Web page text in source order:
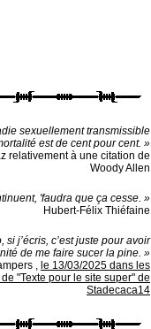
sexuellement transmissible
est de cent pour cent. »
relativement à une citation de
Woody Allen
'faudra que ça cesse. »
Hubert-Félix Thiéfaine
si j’écris, c’est juste pour avoir
de me faire sucer la pine. »
, le 13/03/2025 dans les
"Texte pour le site super" de
Stadecaca14